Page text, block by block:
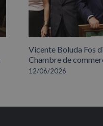
Vicente Boluda Fos
Chambre de
12/06/2026